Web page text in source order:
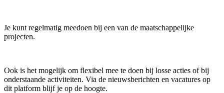
Je kunt regelmatig meedoen bij een van de maatschappelijke
projecten.
Ook is het mogelijk om flexibel mee te doen bij losse acties of bij
onderstaande activiteiten. Via de nieuwsberichten en vacatures op
dit platform blijf je op de hoogte.